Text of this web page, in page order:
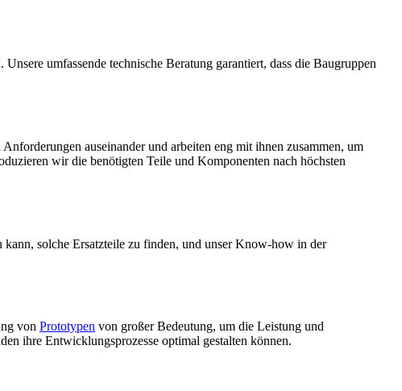
umfassende technische Beratung garantiert, dass die Baugruppen
auseinander und arbeiten eng mit ihnen zusammen, um
wir die benötigten Teile und Komponenten nach höchsten
solche Ersatzteile zu finden, und unser Know-how in der
von Prototypen von großer Bedeutung, um die Leistung und
ihre Entwicklungsprozesse optimal gestalten können.